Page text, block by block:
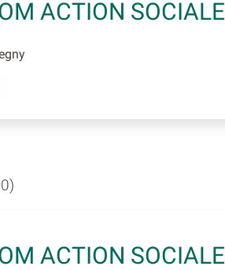
ACTION SOCIALE
ACTION SOCIALE